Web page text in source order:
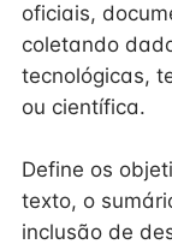
oficiais,
coletando
tecnológicas,
ou científica.
Define os
texto, o
inclusão de